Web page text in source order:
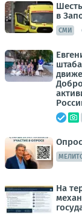
в
СМИ
На